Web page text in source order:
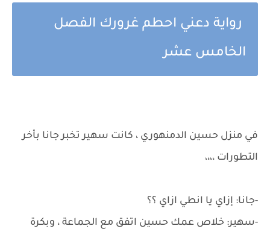
رواية دعني احطم غرورك الفصل
الخامس عشر
في منزل حسين الدمنهوري ، كانت سهير تخبر جانا بأخر
التطورات ،،،،
-جانا: إزاي يا انطي ازاي ؟؟
-سهير: خلاص عمك حسين اتفق مع الجماعة ، وبكرة